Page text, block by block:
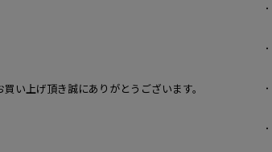
い上げ頂き誠にありがとうございます。